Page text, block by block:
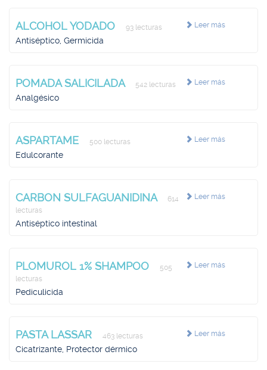
Leer más
ALCOHOL YODADO 93 lecturas
Antiséptico, Germicida
Leer más
POMADA SALICILADA 542 lecturas
Analgésico
Leer más
ASPARTAME 500 lecturas
Edulcorante
Leer más
CARBON SULFAGUANIDINA
614
lecturas
Antiséptico intestinal
Leer más
PLOMUROL 1% SHAMPOO
505
lecturas
Pediculicida
Leer más
PASTA LASSAR 463 lecturas
Cicatrizante, Protector dérmico